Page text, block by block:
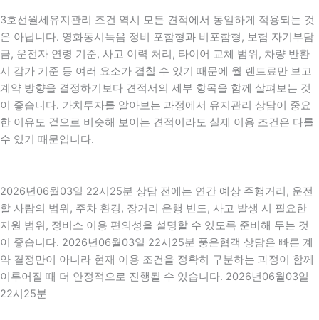
3호선월세유지관리 조건 역시 모든 견적에서 동일하게 적용되는 것
은 아닙니다. 영화동시녹음 정비 포함형과 비포함형, 보험 자기부담
금, 운전자 연령 기준, 사고 이력 처리, 타이어 교체 범위, 차량 반환
시 감가 기준 등 여러 요소가 겹칠 수 있기 때문에 월 렌트료만 보고
계약 방향을 결정하기보다 견적서의 세부 항목을 함께 살펴보는 것
이 좋습니다. 가치투자를 알아보는 과정에서 유지관리 상담이 중요
한 이유도 겉으로 비슷해 보이는 견적이라도 실제 이용 조건은 다를
수 있기 때문입니다.
2026년06월03일 22시25분 상담 전에는 연간 예상 주행거리, 운전
할 사람의 범위, 주차 환경, 장거리 운행 빈도, 사고 발생 시 필요한
지원 범위, 정비소 이용 편의성을 설명할 수 있도록 준비해 두는 것
이 좋습니다. 2026년06월03일 22시25분 풍운협객 상담은 빠른 계
약 결정만이 아니라 현재 이용 조건을 정확히 구분하는 과정이 함께
이루어질 때 더 안정적으로 진행될 수 있습니다. 2026년06월03일
22시25분